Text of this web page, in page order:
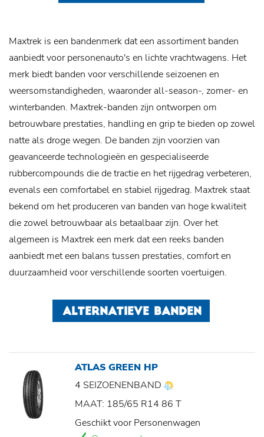
Maxtrek is een bandenmerk dat een assortiment banden
aanbiedt voor personenauto's en lichte vrachtwagens. Het
merk biedt banden voor verschillende seizoenen en
weersomstandigheden, waaronder all-season-, zomer- en
winterbanden. Maxtrek-banden zijn ontworpen om
betrouwbare prestaties, handling en grip te bieden op zowel
natte als droge wegen. De banden zijn voorzien van
geavanceerde technologieën en gespecialiseerde
rubbercompounds die de tractie en het rijgedrag verbeteren,
evenals een comfortabel en stabiel rijgedrag. Maxtrek staat
bekend om het produceren van banden van hoge kwaliteit
die zowel betrouwbaar als betaalbaar zijn. Over het
algemeen is Maxtrek een merk dat een reeks banden
aanbiedt met een balans tussen prestaties, comfort en
duurzaamheid voor verschillende soorten voertuigen.
ALTERNATIEVE BANDEN
ATLAS GREEN HP
4 SEIZOENENBAND
MAAT: 185/65 R14 86 T
Geschikt voor Personenwagen